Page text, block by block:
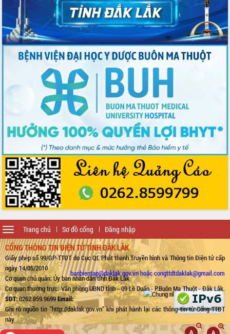
Trang chủ Sơ đồ cổng Đăng nhập
Toggle
navigation
CỔNG THÔNG TIN ĐIỆN TỬ TỈNH ĐẮK LẮK
Giấy phép số 99/GP-TTĐT do Cục QL Phát thanh Truyền hình và Thông tin Điện tử cấp
ngày 14/05/2010
Cơ quan chủ quản: Ủy ban nhân dân tỉnh Đắk Lắk
Cơ quan thường trực: Văn phòng UBND tỉnh - 09 Lê Duẩn - P.Buôn Ma Thuột - Đắk Lắk.
SĐT:0262.859.9699Email:
banbientap@daklak.gov.vn hoặc congttdtdaklak@gmail.com
Ghi rõ nguồn tin "http://daklak.gov.vn" khi phát hành lại các thông tin từ Cổng TTĐT
này